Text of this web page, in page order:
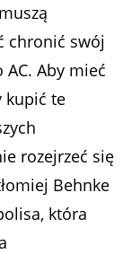
chronić swój
Aby mieć
kupić te
rozejrzeć się
Behnke
która